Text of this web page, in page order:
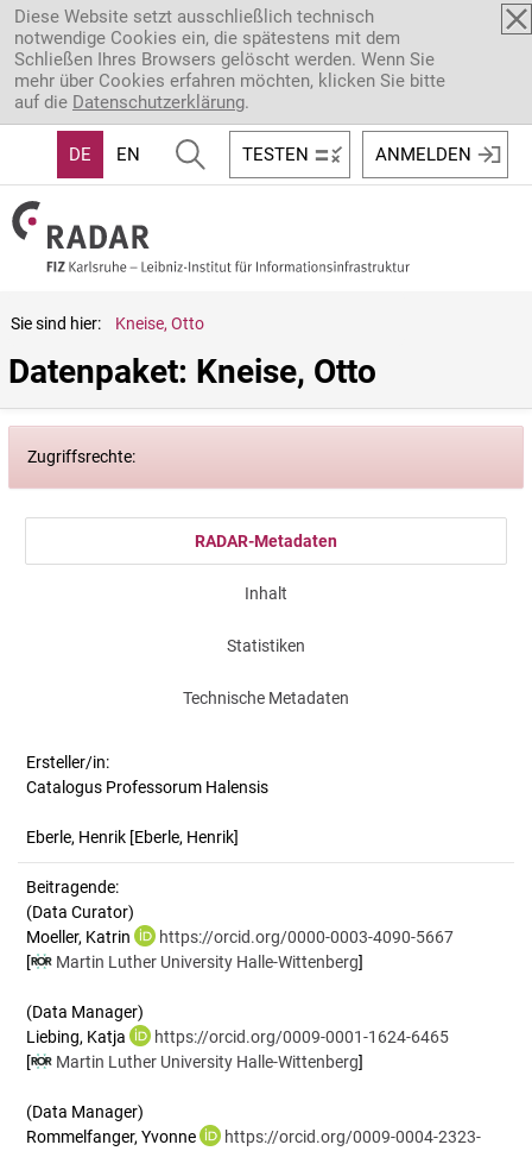
Direkt zum Inhalt
Diese Website setzt ausschließlich technisch
notwendige Cookies ein, die spätestens mit dem
Schließen Ihres Browsers gelöscht werden. Wenn Sie
mehr über Cookies erfahren möchten, klicken Sie bitte
auf die Datenschutzerklärung.
DE EN TESTEN ANMELDEN
Sie sind hier: Kneise, Otto
Datenpaket: Kneise, Otto
Zugriffsrechte:
RADAR-Metadaten
Inhalt
Statistiken
Technische Metadaten
Ersteller/in:
Catalogus Professorum Halensis
Eberle, Henrik [Eberle, Henrik]
Beitragende:
(Data Curator)
Moeller, Katrin
https://orcid.org/0000-0003-4090-5667
[
Martin Luther University Halle-Wittenberg]
(Data Manager)
Liebing, Katja
https://orcid.org/0009-0001-1624-6465
[
Martin Luther University Halle-Wittenberg]
(Data Manager)
Rommelfanger, Yvonne
https://orcid.org/0009-0004-2323-